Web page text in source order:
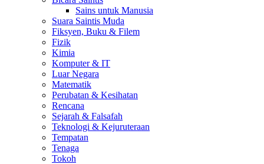
Sains untuk Manusia
Suara Saintis Muda
Fiksyen, Buku & Filem
Fizik
Kimia
Komputer & IT
Luar Negara
Matematik
Perubatan & Kesihatan
Rencana
Sejarah & Falsafah
Teknologi & Kejuruteraan
Tempatan
Tenaga
Tokoh